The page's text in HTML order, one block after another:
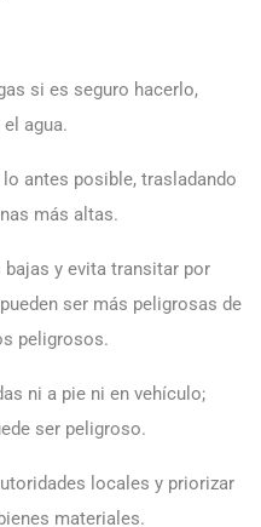
si es seguro hacerlo,
agua.
antes posible, trasladando
más altas.
y evita transitar por
ser más peligrosas de
peligrosos.
ni a pie ni en vehículo;
ser peligroso.
locales y priorizar
materiales.